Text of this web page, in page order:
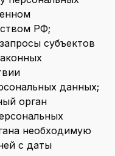
РФ;
субъектов
данных;
орган
необходимую
с даты